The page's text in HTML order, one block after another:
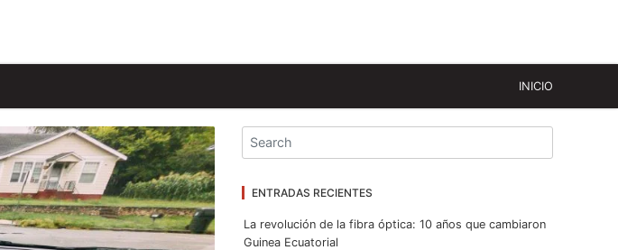
INICIO
ENTRADAS RECIENTES
La revolución de la fibra óptica: 10 años que cambiaron
Guinea Ecuatorial